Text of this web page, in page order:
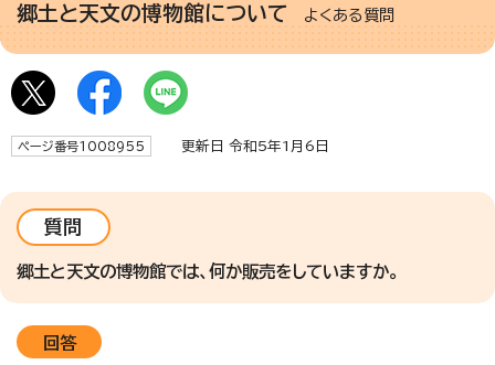
郷土と天文の博物館について よくある質問
ページ番号1008955 更新日 令和5年1月6日
質問
郷土と天文の博物館では、何か販売をしていますか。
回答